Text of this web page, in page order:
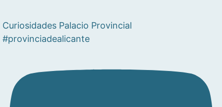
Curiosidades Palacio Provincial
#provinciadealicante